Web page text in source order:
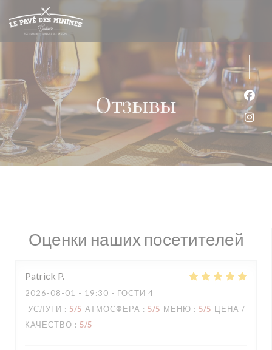
Панель управления cookies
Отзывы
Оценки наших посетителей
Patrick P
2026-08-01 - 19:30 - ГОСТИ 4
УСЛУГИ : 5/5 АТМОСФЕРА : 5/5 МЕНЮ : 5/5 ЦЕНА /
КАЧЕСТВО : 5/5